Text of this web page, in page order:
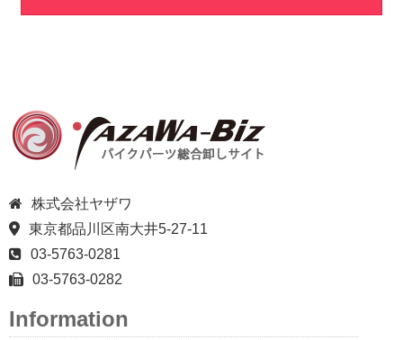
株式会社ヤザワ
東京都品川区南大井5-27-11
03-5763-0281
03-5763-0282
Information